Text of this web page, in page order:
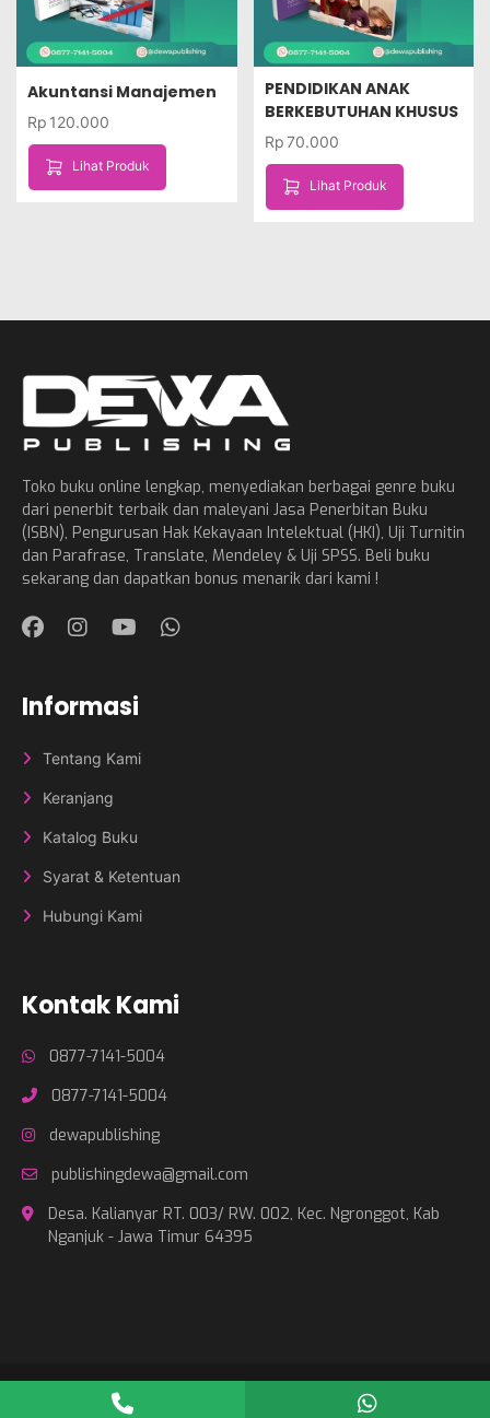
Akuntansi Manajemen
Rp 120.000
Lihat Produk
PENDIDIKAN ANAK
BERKEBUTUHAN KHUSUS
Rp70.000
Lihat Produk
Toko buku online lengkap, menyediakan berbagai genre buku
dari penerbit terbaik dan maleyani Jasa Penerbitan Buku
(ISBN), Pengurusan Hak Kekayaan Intelektual (HKI), Uji Turnitin
dan Parafrase, Translate, Mendeley & Uji SPSS. Beli buku
sekarang dan dapatkan bonus menarik dari kami !
Informasi
Tentang Kami
Keranjang
Katalog Buku
Syarat & Ketentuan
Hubungi Kami
Kontak Kami
0877-7141-5004
0877-7141-5004
dewapublishing
publishingdewa@gmail.com
Desa. Kalianyar RT. 003/ RW. 002, Kec. Ngronggot, Kab
Nganjuk - Jawa Timur 64395
Copyright © 2026 - Powered byJasterWeb